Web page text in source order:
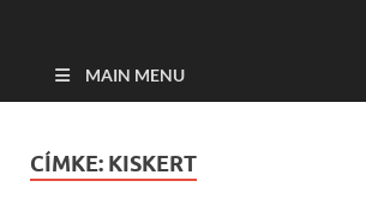
MAIN MENU
CÍMKE: KISKERT